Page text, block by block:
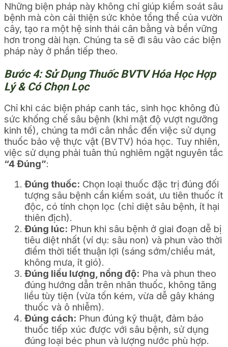
Những biện pháp này không chỉ giúp kiểm soát sâu
bệnh mà còn cải thiện sức khỏe tổng thể của vườn
cây, tạo ra một hệ sinh thái cân bằng và bền vững
hơn trong dài hạn. Chúng ta sẽ đi sâu vào các biện
pháp này ở phần tiếp theo.
Bước 4: Sử Dụng Thuốc BVTV Hóa Học Hợp
Lý & Có Chọn Lọc
Chỉ khi các biện pháp canh tác, sinh học không đủ
sức khống chế sâu bệnh (khi mật độ vượt ngưỡng
kinh tế), chúng ta mới cân nhắc đến việc sử dụng
thuốc bảo vệ thực vật (BVTV) hóa học. Tuy nhiên,
việc sử dụng phải tuân thủ nghiêm ngặt nguyên tắc
“4 Đúng”:
Đúng thuốc: Chọn loại thuốc đặc trị đúng đối
tượng sâu bệnh cần kiểm soát, ưu tiên thuốc ít
độc, có tính chọn lọc (chỉ diệt sâu bệnh, ít hại
thiên địch).
Đúng lúc: Phun khi sâu bệnh ở giai đoạn dễ bị
tiêu diệt nhất (ví dụ: sâu non) và phun vào thời
điểm thời tiết thuận lợi (sáng sớm/chiều mát,
không mưa, ít gió).
Đúng liều lượng, nồng độ: Pha và phun theo
đúng hướng dẫn trên nhãn thuốc, không tăng
liều tùy tiện (vừa tốn kém, vừa dễ gây kháng
thuốc và ô nhiễm).
Đúng cách: Phun đúng kỹ thuật, đảm bảo
thuốc tiếp xúc được với sâu bệnh, sử dụng
đúng loại béc phun và lượng nước phù hợp.